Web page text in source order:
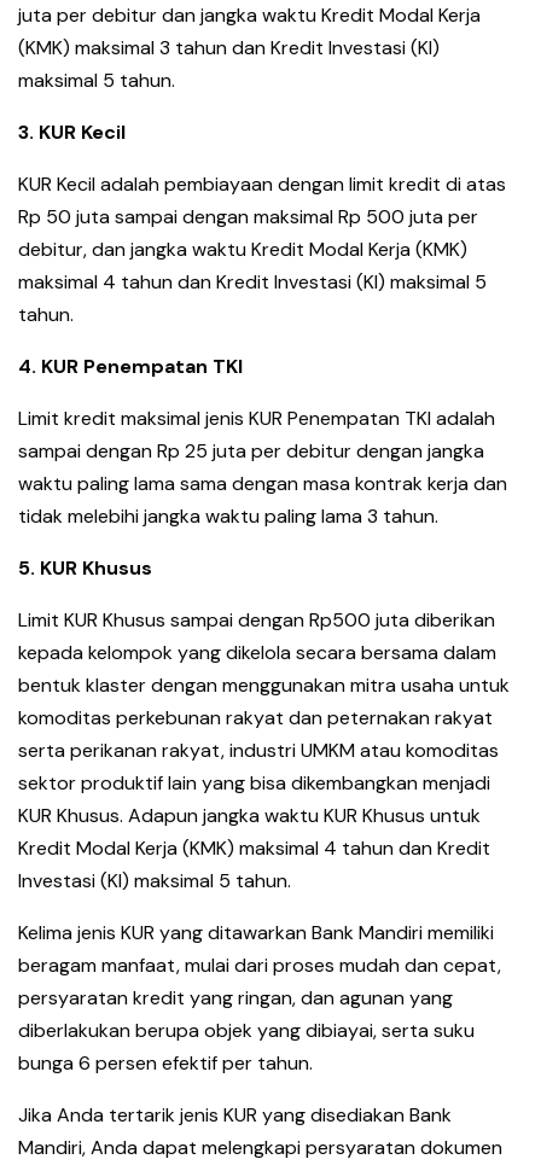
juta per debitur dan jangka waktu Kredit Modal Kerja
(KMK) maksimal 3 tahun dan Kredit Investasi (KI)
maksimal 5 tahun.
3. KUR Kecil
KUR Kecil adalah pembiayaan dengan limit kredit di atas
Rp 50 juta sampai dengan maksimal Rp 500 juta per
debitur, dan jangka waktu Kredit Modal Kerja (KMK)
maksimal 4 tahun dan Kredit Investasi (KI) maksimal 5
tahun.
4. KUR Penempatan TKI
Limit kredit maksimal jenis KUR Penempatan TKI adalah
sampai dengan Rp 25 juta per debitur dengan jangka
waktu paling lama sama dengan masa kontrak kerja dan
tidak melebihi jangka waktu paling lama 3 tahun.
5. KUR Khusus
Limit KUR Khusus sampai dengan Rp500 juta diberikan
kepada kelompok yang dikelola secara bersama dalam
bentuk klaster dengan menggunakan mitra usaha untuk
komoditas perkebunan rakyat dan peternakan rakyat
serta perikanan rakyat, industri UMKM atau komoditas
sektor produktif lain yang bisa dikembangkan menjadi
KUR Khusus. Adapun jangka waktu KUR Khusus untuk
Kredit Modal Kerja (KMK) maksimal 4 tahun dan Kredit
Investasi (KI) maksimal 5 tahun.
Kelima jenis KUR yang ditawarkan Bank Mandiri memiliki
beragam manfaat, mulai dari proses mudah dan cepat,
persyaratan kredit yang ringan, dan agunan yang
diberlakukan berupa objek yang dibiayai, serta suku
bunga 6 persen efektif per tahun.
Jika Anda tertarik jenis KUR yang disediakan Bank
Mandiri, Anda dapat melengkapi persyaratan dokumen